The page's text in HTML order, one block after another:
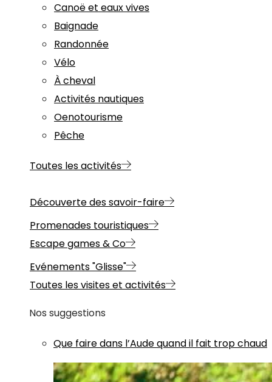
Canoë et eaux vives
Baignade
Randonnée
Vélo
À cheval
Activités nautiques
Oenotourisme
Pêche
Toutes les activités
Découverte des savoir-faire
Promenades touristiques
Escape games & Co
Evénements "Glisse"
Toutes les visites et activités
Nos suggestions
Que faire dans l’Aude quand il fait trop chaud